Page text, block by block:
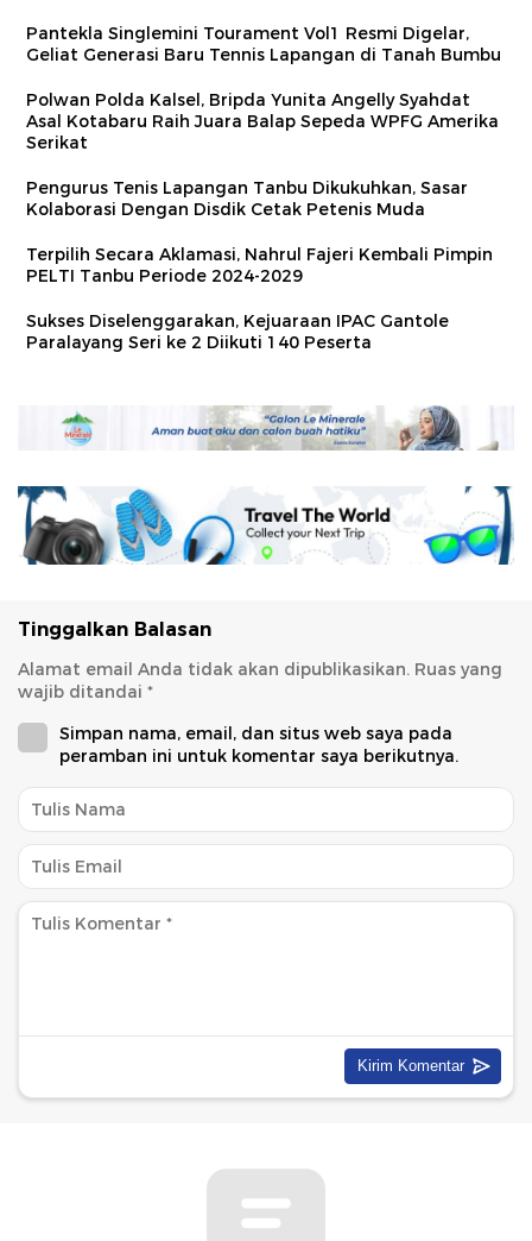
Pantekla Singlemini Tourament Vol1 Resmi Digelar,
Geliat Generasi Baru Tennis Lapangan di Tanah Bumbu
Polwan Polda Kalsel, Bripda Yunita Angelly Syahdat
Asal Kotabaru Raih Juara Balap Sepeda WPFG Amerika
Serikat
Pengurus Tenis Lapangan Tanbu Dikukuhkan, Sasar
Kolaborasi Dengan Disdik Cetak Petenis Muda
Terpilih Secara Aklamasi, Nahrul Fajeri Kembali Pimpin
PELTI Tanbu Periode 2024-2029
Sukses Diselenggarakan, Kejuaraan IPAC Gantole
Paralayang Seri ke 2 Diikuti 140 Peserta
Tinggalkan Balasan
Alamat email Anda tidak akan dipublikasikan. Ruas yang
wajib ditandai *
Simpan nama, email, dan situs web saya pada
peramban ini untuk komentar saya berikutnya.